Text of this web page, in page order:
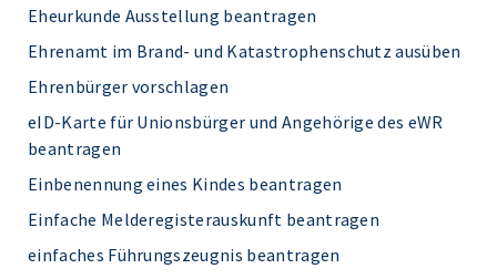
Eheurkunde Ausstellung beantragen
Ehrenamt im Brand- und Katastrophenschutz ausüben
Ehrenbürger vorschlagen
eID-Karte für Unionsbürger und Angehörige des eWR
beantragen
Einbenennung eines Kindes beantragen
Einfache Melderegisterauskunft beantragen
einfaches Führungszeugnis beantragen